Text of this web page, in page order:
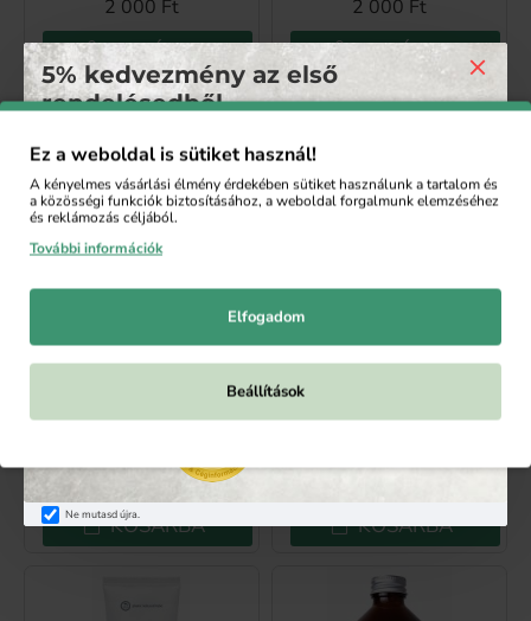
5% kedvezmény az első
rendelésedből
Iratkozz fel a hírlevelünkre, hogy 5 % kedvezményt
kapj az első rendelésedből. A feliratkozás után
automatikusan küldjük a kedvezménykupont.
mail:
KÜLDÉS
Adatvédelmi szabályzat
szabályzatot.
Ne mutasd újra.
2 000 Ft
KOSÁRBA
2 000 Ft
KOSÁRBA
Niyok
Niyok fluoridmentes,
kókuszolajjal, borsmenta
KOSÁRBA
Niyok
NIYOK fluoridmentes,
kókuszolajjal, jégmenta,
KOSÁRBA
Ez a weboldal is sütiket használ!
A kényelmes vásárlási élmény érdekében sütiket használunk a tartalom és
a közösségi funkciók biztosításához, a weboldal forgalmunk elemzéséhez
és reklámozás céljából.
További információk
Elfogadom
Beállítások